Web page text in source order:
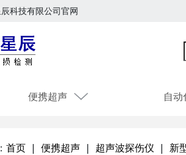
科技有限公司官网
便携超声 自
首页| 便携超声| 超声波探伤仪 | 新